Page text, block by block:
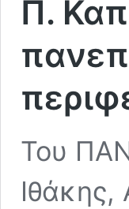
Π.
Του
Ιθάκης,